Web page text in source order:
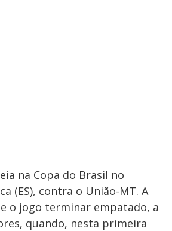
na Copa do Brasil no
(ES), contra o União-MT. A
o jogo terminar empatado, a
quando, nesta primeira